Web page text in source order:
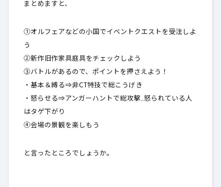
まとめますと、
①オルフェアなどの小国でイベントクエストを受注しよ
う
②新作旧作家具庭具をチェックしよう
③バトルがあるので、ポイントを押さえよう！
・基本＆縛る⇒非CT特技で総こうげき
・怒らせる⇒アンガーハントで総攻撃…怒られている人
はタゲ下がり
④会場の景観を楽しもう
と言ったところでしょうか。